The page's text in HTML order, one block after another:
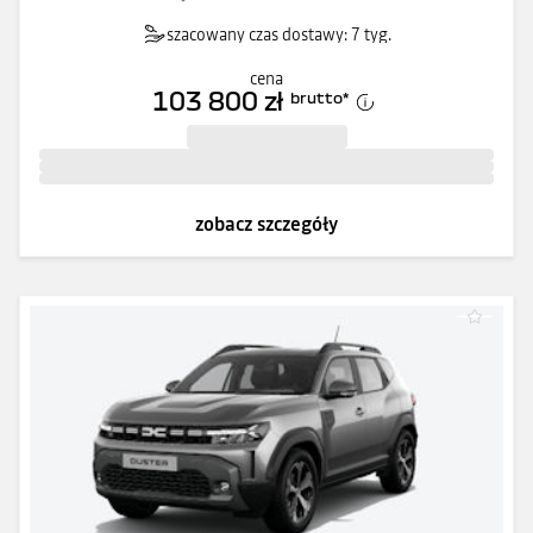
szacowany czas dostawy: 7 tyg.
cena
103 800 zł brutto*
zobacz szczegóły